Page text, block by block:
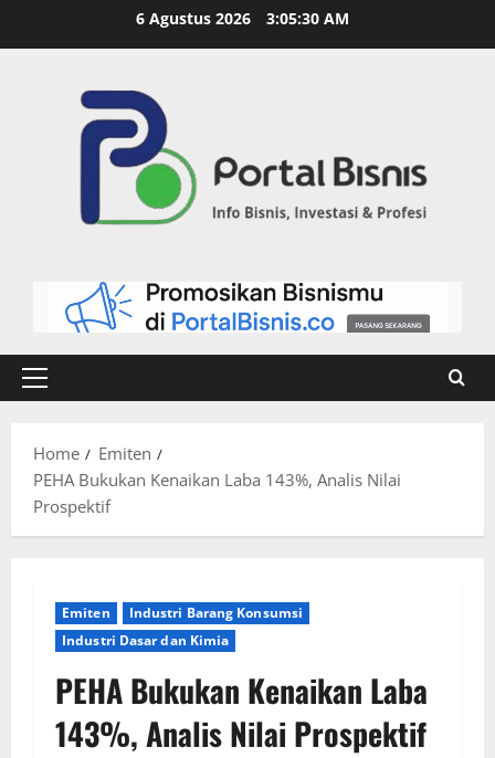
6 Agustus 2026 3:05:31 AM
Home
Emiten
PEHA Bukukan Kenaikan Laba 143%, Analis Nilai
Prospektif
Emiten
Industri Barang Konsumsi
Industri Dasar dan Kimia
PEHA Bukukan Kenaikan Laba
143%, Analis Nilai Prospektif